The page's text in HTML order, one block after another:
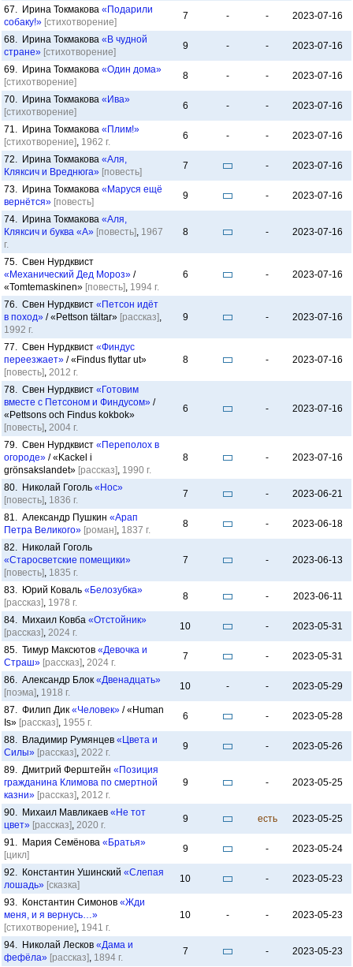
67. Ирина Токмакова «Подарили
собаку!» [стихотворение]
7 - - 2023-07-16
68. Ирина Токмакова «В чудной
стране» [стихотворение]
9 - - 2023-07-16
69. Ирина Токмакова «Один дома»
[стихотворение]
8 - - 2023-07-16
70. Ирина Токмакова «Ива»
[стихотворение]
6 - - 2023-07-16
71. Ирина Токмакова «Плим!»
[стихотворение], 1962 г.
6 - - 2023-07-16
72. Ирина Токмакова «Аля,
Кляксич и Вреднюга» [повесть]
7 - 2023-07-16
73. Ирина Токмакова «Маруся ещё
вернётся» [повесть]
9 - 2023-07-16
74. Ирина Токмакова «Аля,
Кляксич и буква «А» [повесть], 1967
г.
8 - 2023-07-16
75. Свен Нурдквист
«Механический Дед Мороз» /
«Tomtemaskinen» [повесть], 1994 г.
6 - 2023-07-16
76. Свен Нурдквист «Петсон идёт
в поход» / «Pettson tältar» [рассказ],
1992 г.
9 - 2023-07-16
77. Свен Нурдквист «Финдус
переезжает» / «Findus flyttar ut»
[повесть], 2012 г.
8 - 2023-07-16
78. Свен Нурдквист «Готовим
вместе с Петсоном и Финдусом» /
«Pettsons och Findus kokbok»
[повесть], 2004 г.
6 - 2023-07-16
79. Свен Нурдквист «Переполох в
огороде» / «Kackel i
grönsakslandet» [рассказ], 1990 г.
8 - 2023-07-16
80. Николай Гоголь «Нос»
[повесть], 1836 г.
7 - 2023-06-21
81. Александр Пушкин «Арап
Петра Великого» [роман], 1837 г.
8 - 2023-06-18
82. Николай Гоголь
«Старосветские помещики»
[повесть], 1835 г.
7 - 2023-06-13
83. Юрий Коваль «Белозубка»
[рассказ], 1978 г.
8 - 2023-06-11
84. Михаил Ковба «Отстойник»
[рассказ], 2024 г.
10 - 2023-05-31
85. Тимур Максютов «Девочка и
Страш» [рассказ], 2024 г.
7 - 2023-05-31
86. Александр Блок «Двенадцать»
[поэма], 1918 г.
10 - - 2023-05-29
87. Филип Дик «Человек» / «Human
Is» [рассказ], 1955 г.
6 - 2023-05-28
88. Владимир Румянцев «Цвета и
Силы» [рассказ], 2022 г.
9 - 2023-05-26
89. Дмитрий Ферштейн «Позиция
гражданина Климова по смертной
казни» [рассказ], 2012 г.
9 - 2023-05-25
90. Михаил Мавликаев «Не тот
цвет» [рассказ], 2020 г.
9 есть 2023-05-25
91. Мария Семёнова «Братья»
[цикл]
9 - 2023-05-24
92. Константин Ушинский «Слепая
лошадь» [сказка]
10 - 2023-05-23
93. Константин Симонов «Жди
меня, и я вернусь…»
[стихотворение], 1941 г.
10 - - 2023-05-23
94. Николай Лесков «Дама и
фефёла» [рассказ], 1894 г.
7 - 2023-05-23